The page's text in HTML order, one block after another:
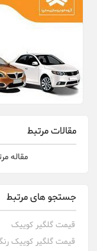
مقالات مرتبط
مقاله
جستجو های مرتبط
قیمت گلگیر کوییک
قیمت گلگیر کوییک